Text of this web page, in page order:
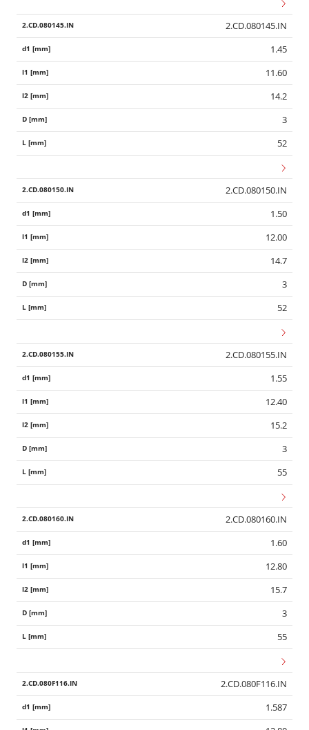
2.CD.080145.IN
1.45
11.60
14.2
3
52
2.CD.080150.IN
1.50
12.00
14.7
3
52
2.CD.080155.IN
1.55
12.40
15.2
3
55
2.CD.080160.IN
1.60
12.80
15.7
3
55
2.CD.080F116.IN
1.587